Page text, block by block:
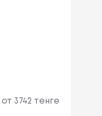
от 3742 тенге